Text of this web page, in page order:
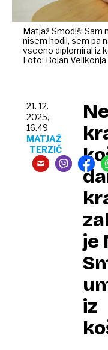
Matjaž Smodiš: Sam
nisem hodil, sem pa
vseeno diplomiral iz
Foto: Bojan Velikonja
je
iz
21. 12.
2025,
16.49
MATJAŽ
TERZIČ